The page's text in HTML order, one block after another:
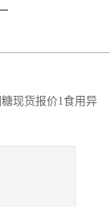
现货报价1食用异